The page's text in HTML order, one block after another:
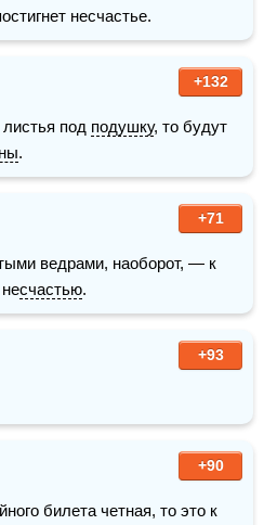
несчастье.
+132
под подушку, то будут
.
+71
ведрами, наоборот, — к
счастью.
+93
+90
билета четная, то это к